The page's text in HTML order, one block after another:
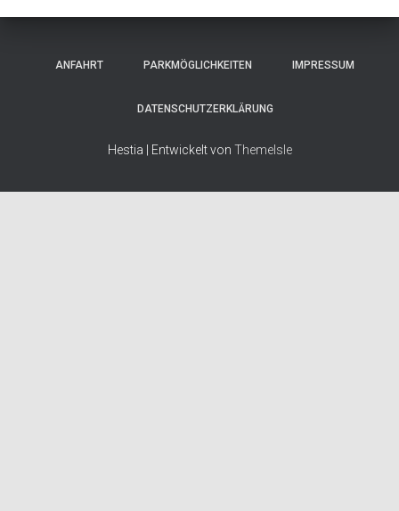
ANFAHRT PARKMÖGLICHKEITEN IMPRESSUM
DATENSCHUTZERKLÄRUNG
Hestia | Entwickelt von ThemeIsle